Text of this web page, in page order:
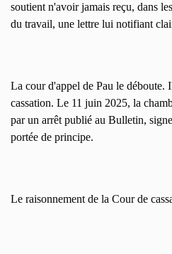
soutient n'avoir jamais reçu, dans
du travail, une lettre lui notifiant
La cour d'appel de Pau le déboute.
cassation. Le 11 juin 2025, la
par un arrêt publié au Bulletin,
portée de principe.
Le raisonnement de la Cour de